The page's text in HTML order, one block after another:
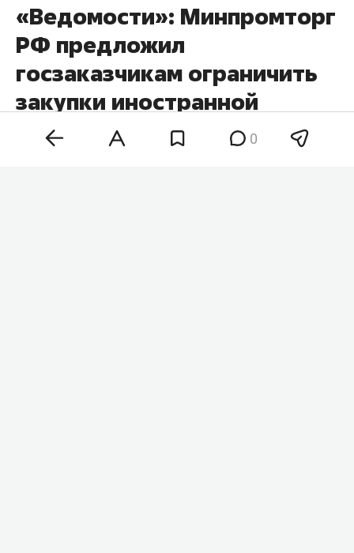
«Ведомости»: Минпромторг
РФ предложил
госзаказчикам ограничить
закупки иностранной
электроники
0